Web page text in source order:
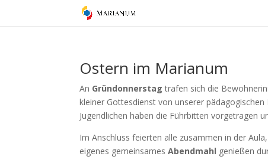
Ostern im Marianum
An Gründonnerstag trafen sich die
kleiner Gottesdienst von unserer
Jugendlichen haben die Führbitten vorgetragen
Im Anschluss feierten alle zusammen in der
eigenes gemeinsamesAbendmahl genießen